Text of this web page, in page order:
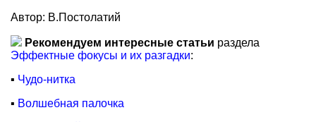
Автор: В.Постолатий
Рекомендуем интересные статьи раздела
Эффектные фокусы и их разгадки:
▪ Чудо-нитка
▪ Волшебная палочка